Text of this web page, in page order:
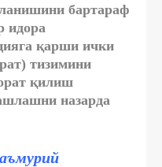
бартараф
идора
қарши ички
тизимини
қилиш
назарда